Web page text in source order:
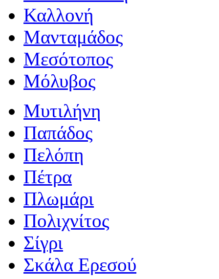
Καλλονή
Μανταμάδος
Μεσότοπος
Μόλυβος
Μυτιλήνη
Παπάδος
Πελόπη
Πέτρα
Πλωμάρι
Πολιχνίτος
Σίγρι
Σκάλα Ερεσού